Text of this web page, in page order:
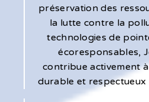
préservation des
la lutte contre la
technologies de
écoresponsables,
contribue activement
durable et respectueux